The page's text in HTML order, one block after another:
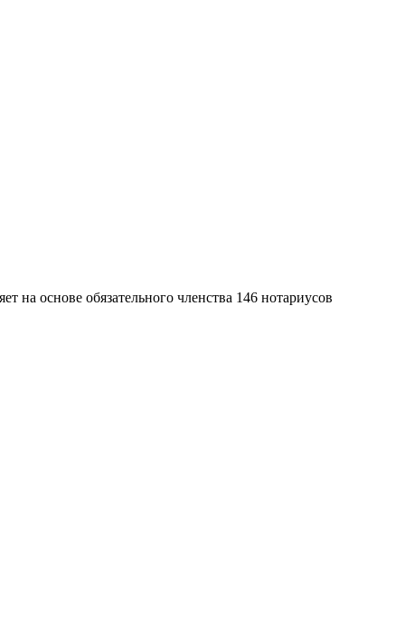
на основе обязательного членства 146 нотариусов